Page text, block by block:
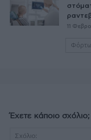
11
Έχετε κάποιο σχόλιο;